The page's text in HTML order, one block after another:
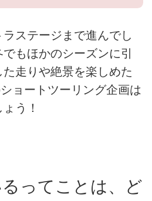
ステージまで進んでし
もほかのシーズンに引
走りや絶景を楽しめた
ョートツーリング企画は
う！
ってことは、ど